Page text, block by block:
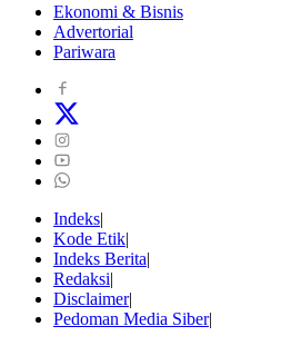
Ekonomi & Bisnis
Advertorial
Pariwara
Indeks
Kode Etik
Indeks Berita
Redaksi
Disclaimer
Pedoman Media Siber